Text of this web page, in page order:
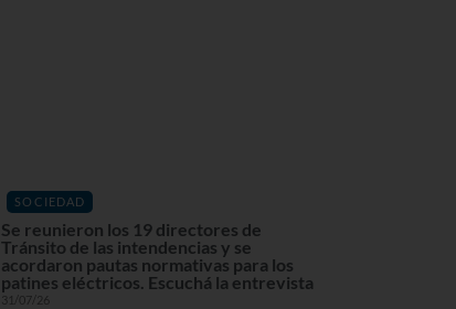
SOCIEDAD
Se reunieron los 19 directores de
Tránsito de las intendencias y se
acordaron pautas normativas para los
patines eléctricos. Escuchá la entrevista
31/07/26